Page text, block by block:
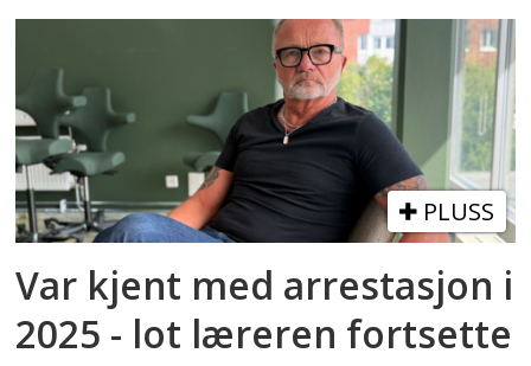
PLUSS
Var kjent med arrestasjon i
2025 - lot læreren fortsette